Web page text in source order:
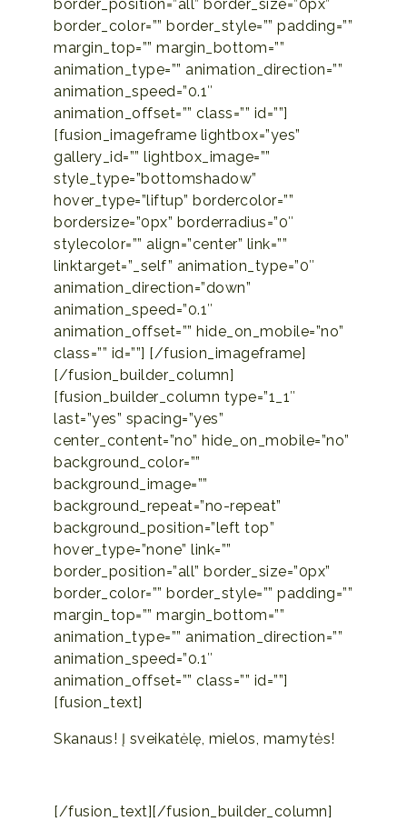
border_position=”all” border_size=”0px”
border_color=”” border_style=”” padding=””
margin_top=”” margin_bottom=””
animation_type=”” animation_direction=””
animation_speed=”0.1″
animation_offset=”” class=”” id=””]
[fusion_imageframe lightbox=”yes”
gallery_id=”” lightbox_image=””
style_type=”bottomshadow”
hover_type=”liftup” bordercolor=””
bordersize=”0px” borderradius=”0″
stylecolor=”” align=”center” link=””
linktarget=”_self” animation_type=”0″
animation_direction=”down”
animation_speed=”0.1″
animation_offset=”” hide_on_mobile=”no”
class=”” id=””] [/fusion_imageframe]
[/fusion_builder_column]
[fusion_builder_column type=”1_1″
last=”yes” spacing=”yes”
center_content=”no” hide_on_mobile=”no”
background_color=””
background_image=””
background_repeat=”no-repeat”
background_position=”left top”
hover_type=”none” link=””
border_position=”all” border_size=”0px”
border_color=”” border_style=”” padding=””
margin_top=”” margin_bottom=””
animation_type=”” animation_direction=””
animation_speed=”0.1″
animation_offset=”” class=”” id=””]
[fusion_text]
Skanaus! Į sveikatėlę, mielos, mamytės!
[/fusion_text][/fusion_builder_column]